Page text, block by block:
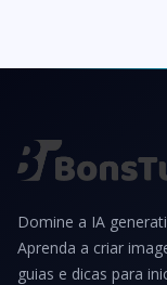
Domine a IA
Aprenda a criar
guias e dicas para